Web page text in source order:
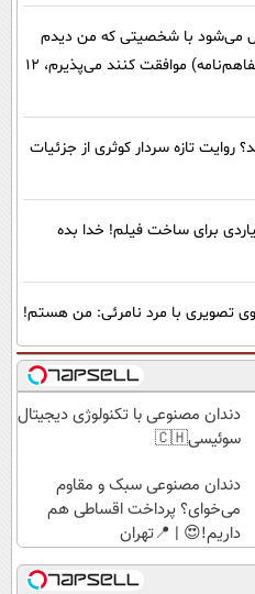
می‌شود با شخصیتی که من دیدم
تطابق ندارد/ گفتند سه چهارم ( با تفاهم‌نامه) موافقت کنند می‌پذیرم، 12
روایت تازه سردار کوثری از جزئیات
و بودجه 150 میلیاردی برای ساخت فیلم! خدا بده
تصویری با مرد نامرئی: من هستم!
دندان مصنوعی با تکنولوژی دیجیتال
سوئیسی🇨🇭
دندان مصنوعی سبک و مقاوم
می‌خوای؟ پرداخت اقساطی هم
داریم!😍 | 📍تهران